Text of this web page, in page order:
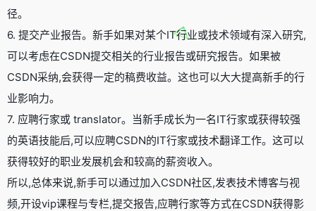
径。
6. 提交产业报告。新手如果对某个IT行业或技术领域有深入研究,
可以考虑在CSDN提交相关的行业报告或研究报告。如果被
CSDN采纳,会获得一定的稿费收益。这也可以大大提高新手的行
业影响力。
7. 应聘行家或 translator。当新手成长为一名IT行家或获得较强
的英语技能后,可以应聘CSDN的IT行家或技术翻译工作。这可以
获得较好的职业发展机会和较高的薪资收入。
所以,总体来说,新手可以通过加入CSDN社区,发表技术博客与视
频,开设vip课程与专栏,提交报告,应聘行家等方式在CSDN获得影